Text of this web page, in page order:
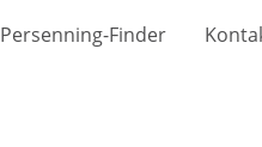
Persenning-Finder